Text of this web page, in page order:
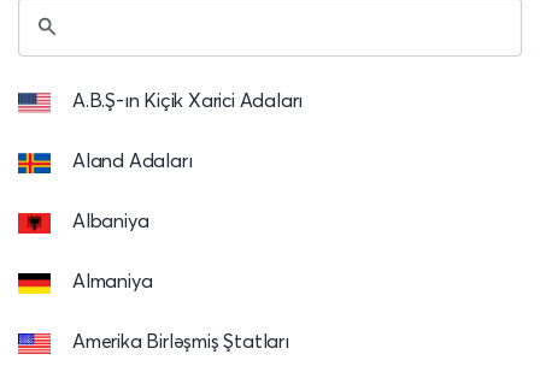
A.B.Ş-ın Kiçik Xarici Adaları
Aland Adaları
Albaniya
Almaniya
Amerika Birləşmiş Ştatları